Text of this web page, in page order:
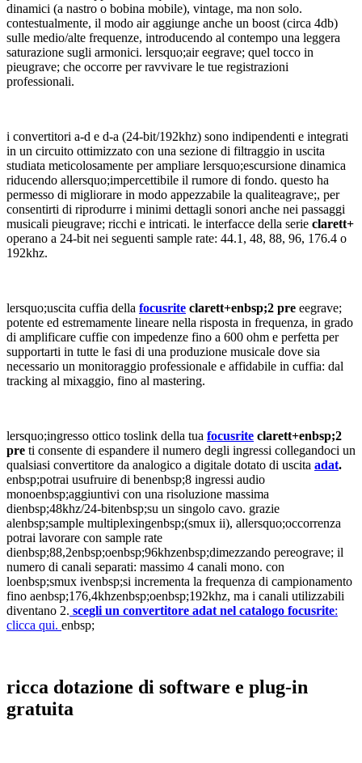
dinamici (a nastro o bobina mobile), vintage, ma non solo.
contestualmente, il modo air aggiunge anche un boost (circa 4db)
sulle medio/alte frequenze, introducendo al contempo una leggera
saturazione sugli armonici. lersquo;air eegrave; quel tocco in
pieugrave; che occorre per ravvivare le tue registrazioni
professionali.
i convertitori a-d e d-a (24-bit/192khz) sono indipendenti e integrati
in un circuito ottimizzato con una sezione di filtraggio in uscita
studiata meticolosamente per ampliare lersquo;escursione dinamica
riducendo allersquo;impercettibile il rumore di fondo. questo ha
permesso di migliorare in modo appezzabile la qualiteagrave;, per
consentirti di riprodurre i minimi dettagli sonori anche nei passaggi
musicali pieugrave; ricchi e intricati. le interfacce della serie clarett+
operano a 24-bit nei seguenti sample rate: 44.1, 48, 88, 96, 176.4 o
192khz.
lersquo;uscita cuffia della focusrite clarett+enbsp;2 pre eegrave;
potente ed estremamente lineare nella risposta in frequenza, in grado
di amplificare cuffie con impedenze fino a 600 ohm e perfetta per
supportarti in tutte le fasi di una produzione musicale dove sia
necessario un monitoraggio professionale e affidabile in cuffia: dal
tracking al mixaggio, fino al mastering.
lersquo;ingresso ottico toslink della tua focusrite clarett+enbsp;2
pre ti consente di espandere il numero degli ingressi collegandoci un
qualsiasi convertitore da analogico a digitale dotato di uscita adat.
enbsp;potrai usufruire di benenbsp;8 ingressi audio
monoenbsp;aggiuntivi con una risoluzione massima
dienbsp;48khz/24-bitenbsp;su un singolo cavo. grazie
alenbsp;sample multiplexingenbsp;(smux ii), allersquo;occorrenza
potrai lavorare con sample rate
dienbsp;88,2enbsp;oenbsp;96khzenbsp;dimezzando pereograve; il
numero di canali separati: massimo 4 canali mono. con
loenbsp;smux ivenbsp;si incrementa la frequenza di campionamento
fino aenbsp;176,4khzenbsp;oenbsp;192khz, ma i canali utilizzabili
diventano 2. scegli un convertitore adat nel catalogo focusrite:
clicca qui. enbsp;
ricca dotazione di software e plug-in
gratuita